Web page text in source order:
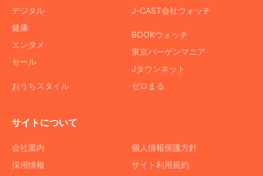
デジタル
健康
エンタメ
セール
おうちスタイル
J-CAST会社ウォッチ
BOOKウォッチ
東京バーゲンマニア
Jタウンネット
ゼロまる
サイトについて
会社案内
採用情報
個人情報保護方針
サイト利用規約